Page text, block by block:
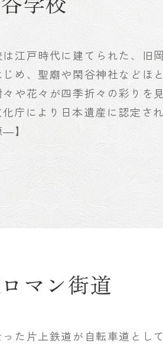
江戸時代に建てられた、旧
め、聖廟や閑谷神社などほ
々や花々が四季折々の彩りを
化庁により日本遺産に認定
】
マン街道
た片上鉄道が自転車道とし